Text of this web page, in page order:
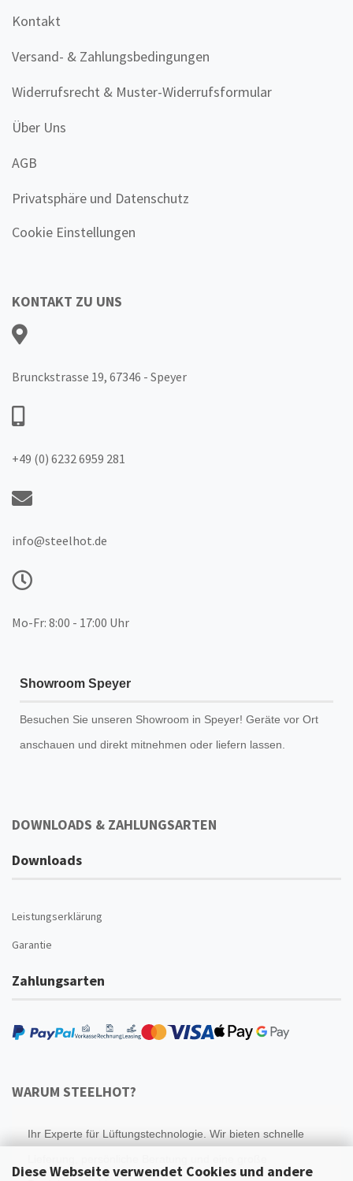
Diese Webseite verwendet Cookies und andere
Kontakt
Versand- & Zahlungsbedingungen
Widerrufsrecht & Muster-Widerrufsformular
Über Uns
AGB
Privatsphäre und Datenschutz
Cookie Einstellungen
KONTAKT ZU UNS
Brunckstrasse 19, 67346 - Speyer
+49 (0) 6232 6959 281
info@steelhot.de
Mo-Fr: 8:00 - 17:00 Uhr
Showroom Speyer
Besuchen Sie unseren Showroom in Speyer! Geräte vor Ort
anschauen und direkt mitnehmen oder liefern lassen.
DOWNLOADS & ZAHLUNGSARTEN
Downloads
Leistungserklärung
Garantie
Zahlungsarten
WARUM STEELHOT?
Ihr Experte für Lüftungstechnologie. Wir bieten schnelle